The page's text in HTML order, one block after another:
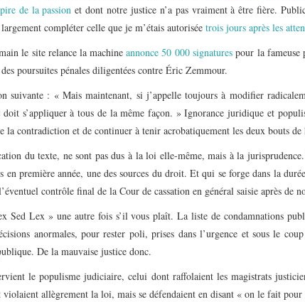
de la passion et dont notre justice n’a pas vraiment à être fière.
compléter celle que je m’étais autorisée trois jours après les
le site relance la machine annonce 50 000 signatures pour la
poursuites pénales diligentées contre Éric Zemmour.
suivante : « Mais maintenant, si j’appelle toujours à modifier
s’appliquer à tous de la même façon. » Ignorance juridique et
la contradiction et de continuer à tenir acrobatiquement les deux bouts de
du texte, ne sont pas dus à la loi elle-même, mais à la
en première année, une des sources du droit. Et qui se forge dans la durée
contrôle final de la Cour de cassation en général saisie après de
Sed Lex » une autre fois s’il vous plaît. La liste de condamnations
anormales, pour rester poli, prises dans l’urgence et sous le
De la mauvaise justice donc.
le populisme judiciaire, celui dont raffolaient les magistrats
allègrement la loi, mais se défendaient en disant « on le fait